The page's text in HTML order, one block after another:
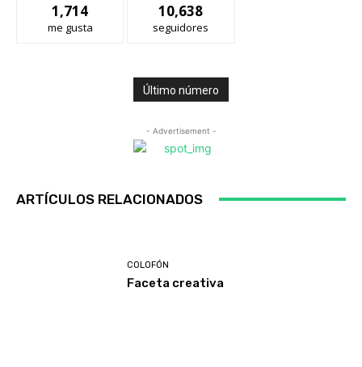
1,714
me gusta
10,638
seguidores
Último número
- Advertisement -
ARTÍCULOS RELACIONADOS
COLOFÓN
Faceta creativa